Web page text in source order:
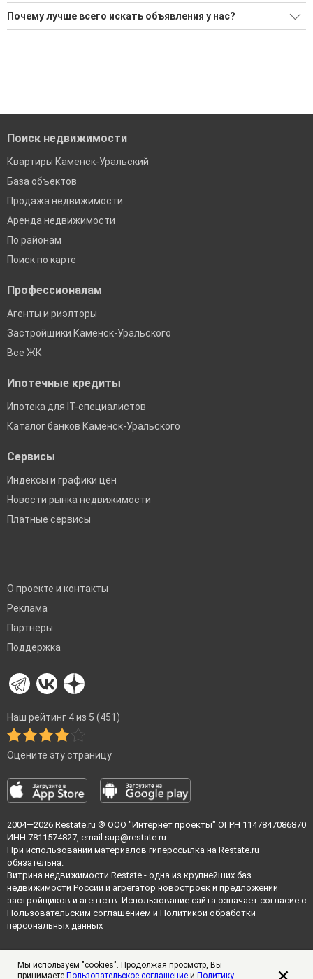
Воспользуйтесь нашим поиском по новостройкам, для
Минимальная цена: 440 000 Р. Максимальная цена: 1 100
000 Р; Средняя: 670 900 Р
Почему лучше всего искать объявления у нас?
Поиск недвижимости
Квартиры Каменск-Уральский
База объектов
Продажа недвижимости
Аренда недвижимости
По районам
Поиск по карте
Профессионалам
Агенты и риэлторы
Застройщики Каменск-Уральского
Все ЖК
Ипотечные кредиты
Ипотека для IT-специалистов
Каталог банков Каменск-Уральского
Сервисы
Индексы и графики цен
Новости рынка недвижимости
Платные сервисы
О проекте и контакты
Реклама
Партнеры
Поддержка
Наш рейтинг 4 из 5 (451)
Оцените эту страницу
2004—2026 Restate.ru ® ООО "Интернет проекты" ОГРН 1147847086870
ИНН 7811574827, email sup@restate.ru
При использовании материалов гиперссылка на Restate.ru
обязательна.
Витрина недвижимости Restate - одна из крупнейших баз
недвижимости России и агрегатор новостроек и предложений
застройщиков и агентств. Использование сайта означает согласие с
Пользовательским соглашением и Политикой обработки
персональных данных
Мы используем "cookies". Продолжая просмотр, Вы
принимаете Пользовательское соглашение и Политику